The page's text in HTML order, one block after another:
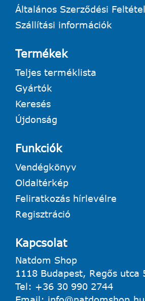
Általános Szerződési
Szállítási információk
Termékek
Teljes terméklista
Gyártók
Keresés
Újdonság
Funkciók
Vendégkönyv
Oldaltérkép
Feliratkozás hírlevélre
Regisztráció
Kapcsolat
Natdom Shop
1118 Budapest, Regős utca
Tel: +36 30 990 2744